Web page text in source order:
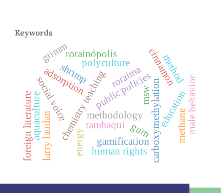
Keywords
chemistry teachingmethodology
roraima
gumcarboxymethylation
adsorption
gamification
education
public policies
social voice male behavior
aquaculture
polyculture
tambaqui
shrimp cinnamon
larry laudan
rorainópolis
energy methane
msw
human rights
method
foreign literature
grimm